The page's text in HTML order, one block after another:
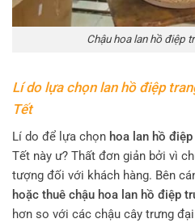
Chậu hoa lan hồ điệp
Lí do lựa chọn lan hồ điệp
Tết
Lí do để lựa chọn hoa lan hồ
Tết này ư? Thất đơn giản bởi vì
tượng đối với khách hàng. Bên
hoặc thuê chậu hoa lan hồ điệp
hơn so với các chậu cây trưng